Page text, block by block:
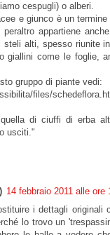
cespugli) o alberi.
e giunco è un
appartiene
steli alti, spesso riunite
giallini come le foglie,
gruppo di piante vedi:
files/
di ciuffi di erba
usciti."
14 febbraio 2011 alle ore
i dettagli originali
lo trovo un